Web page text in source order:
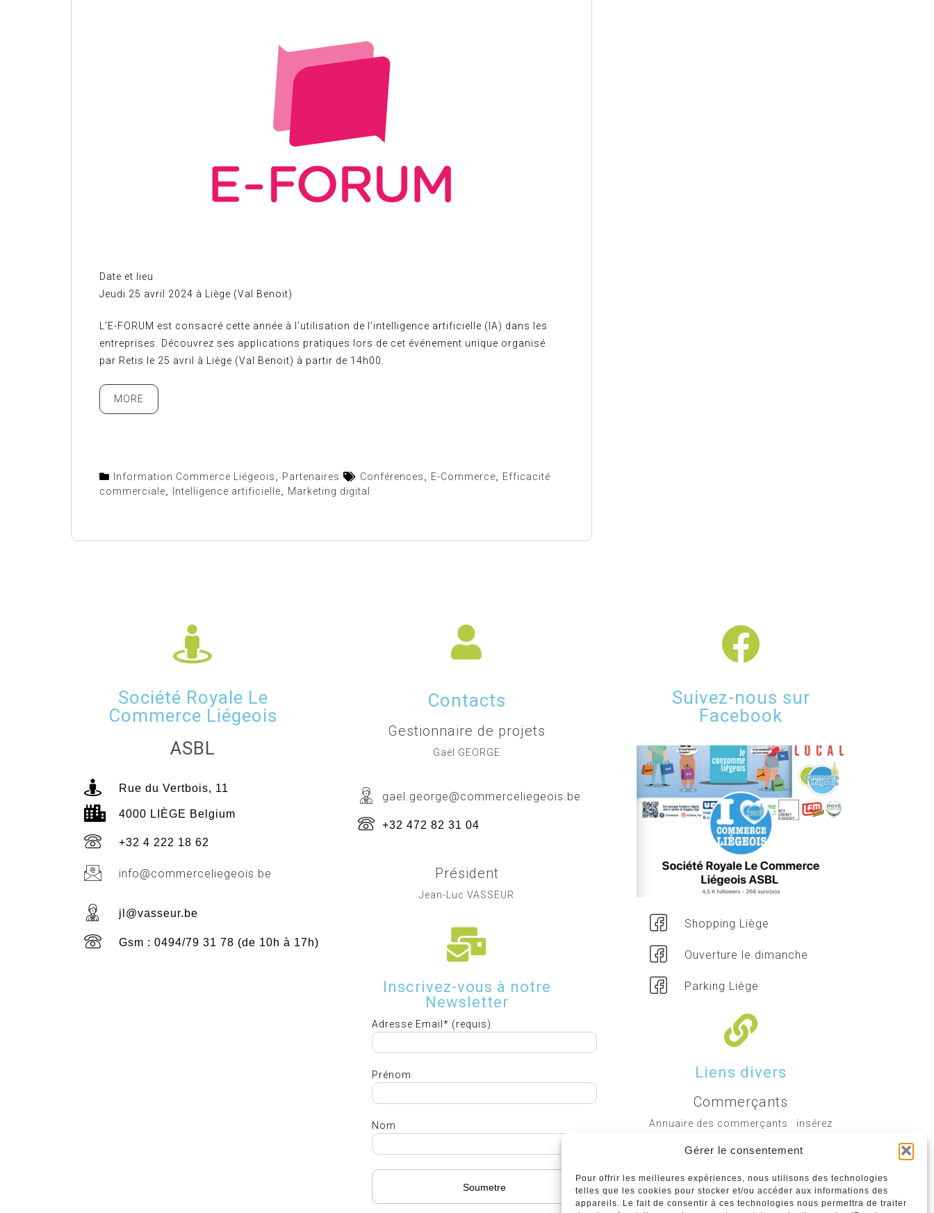
Gérer le consentement
Pour offrir les meilleures expériences, nous utilisons des technologies
telles que les cookies pour stocker et/ou accéder aux informations des
appareils. Le fait de consentir à ces technologies nous permettra de traiter
Date et lieu
Jeudi 25 avril 2024 à Liège (Val Benoit)
L’E-FORUM est consacré cette année à l’utilisation de l’intelligence artificielle (IA) dans les
entreprises. Découvrez ses applications pratiques lors de cet événement unique organisé
par Retis le 25 avril à Liège (Val Benoit) à partir de 14h00.
MORE
Information Commerce Liégeois Partenaires Conférences E-Commerce
Efficacité
commerciale
Intelligence artificielle Marketing digital
Société Royale Le
Commerce Liégeois
ASBL
Rue du Vertbois, 11
4000 LIÈGE Belgium
+32 4 222 18 62
info@commerceliegeois.be
jl@vasseur.be
Gsm : 0494/79 31 78 (de 10h à 17h)
Contacts
Gestionnaire de projets
Gaël GEORGE
gael.george@commerceliegeois.be
+32 472 82 31 04
Président
Jean-Luc VASSEUR
Inscrivez-vous à notre
Newsletter
Adresse Email* (requis)
Prénom
Nom
Suivez-nous sur
Facebook
Shopping Liège
Ouverture le dimanche
Parking Liège
Liens divers
Commerçants
Annuaire des commerçants : insérez
annuaire sur notre site ci-dessous
www.commerceliege.be